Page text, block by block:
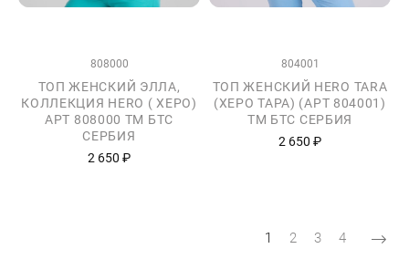
808000
ТОП ЖЕНСКИЙ ЭЛЛА,
КОЛЛЕКЦИЯ HERO ( ХЕРО)
АРТ 808000 TM БТС
СЕРБИЯ
2 650 ₽
804001
ТОП ЖЕНСКИЙ HERO TARA
(ХЕРО ТАРА) (АРТ 804001)
ТМ БТС СЕРБИЯ
2 650 ₽
Текущая страница
1 Страница
2 Страница
3 Страница
4